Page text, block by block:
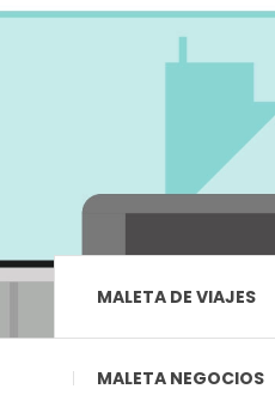
MALETA DE VIAJES
MALETA NEGOCIOS